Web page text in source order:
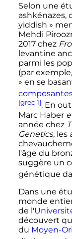
Selon une
ashkénazes,
yiddish »
Mehdi
2017 chez
levantine
parmi les
(par
» en se
[grec 1]. En
Marc Haber
année chez
Genetics, les
l'âge du
suggère un
génétique
Dans une
monde
de l'
découvert
du Moyen-